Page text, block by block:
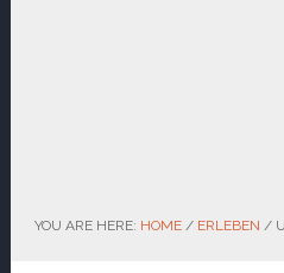
YOU ARE HERE: HOME / ERLEBEN /